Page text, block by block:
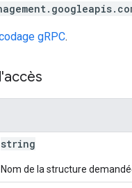
gRPC.
string
Nom de la structure